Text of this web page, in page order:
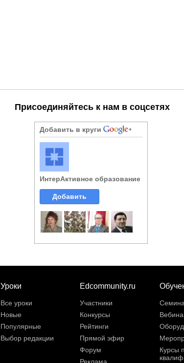
Присоединяйтесь к нам в соцсетях
Добавить в круги
ИнтерАктивное образование
Добавить
Уроки
Все уроки
Новые
Популярные
Выбор редакции
Edcommunity.ru
Участники
Конкурсы
Рейтинги
Прямой эфир
Форум
Реклама
Курсы